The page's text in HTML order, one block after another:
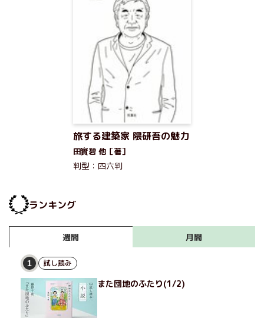
旅する建築家 隈研吾の魅力
田實碧 他［著］
判型：四六判
ランキング
週間 月間
1 試し読み
また団地のふたり(1/2)